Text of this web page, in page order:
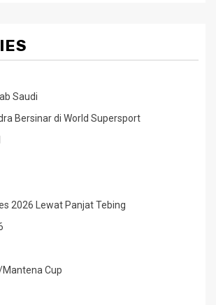
Saudi
Bersinar di World Supersport
2026 Lewat Panjat Tebing
Mantena Cup